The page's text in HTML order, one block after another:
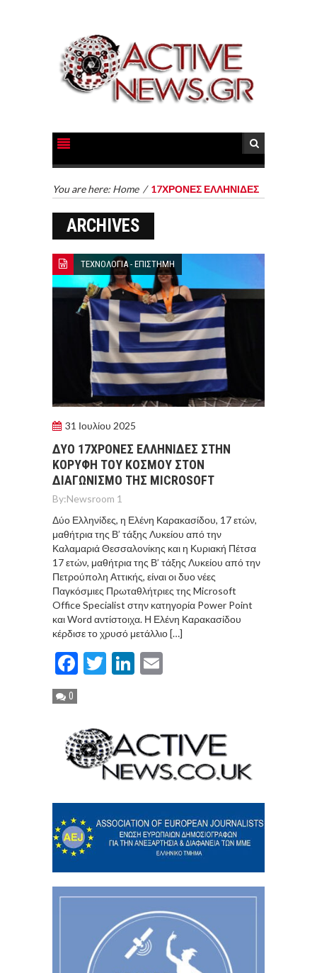
You are here: Home / 17ΧΡΟΝΕΣ ΕΛΛΗΝΙΔΕΣ
ARCHIVES
ΤΕΧΝΟΛΟΓΙΑ - ΕΠΙΣΤΗΜΗ
31 Ιουλίου 2025
ΔΥΟ 17ΧΡΟΝΕΣ ΕΛΛΗΝΙΔΕΣ ΣΤΗΝ
ΚΟΡΥΦΗ ΤΟΥ ΚΟΣΜΟΥ ΣΤΟΝ
ΔΙΑΓΩΝΙΣΜΟ ΤΗΣ MICROSOFT
By:Newsroom 1
Δύο Ελληνίδες, η Ελένη Καρακασίδου, 17 ετών,
μαθήτρια της Β’ τάξης Λυκείου από την
Καλαμαριά Θεσσαλονίκης και η Κυριακή Πέτσα
17 ετών, μαθήτρια της Β’ τάξης Λυκείου από την
Πετρούπολη Αττικής, είναι οι δυο νέες
Παγκόσμιες Πρωταθλήτριες της Microsoft
Office Specialist στην κατηγορία Power Point
και Word αντίστοιχα. Η Ελένη Καρακασίδου
κέρδισε το χρυσό μετάλλιο […]
Facebook
TwitterLinkedIn
0